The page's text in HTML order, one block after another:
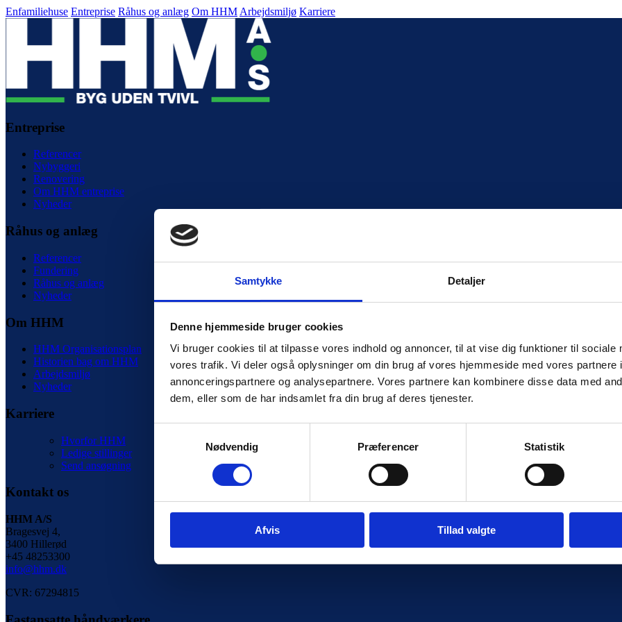
Samtykke Detaljer
Denne hjemmeside bruger cookies
Vi bruger cookies til at tilpasse vores indhold og annoncer, til at vise dig funktioner til sociale
vores trafik. Vi deler også oplysninger om din brug af vores hjemmeside med vores partnere
annonceringspartnere og analysepartnere. Vores partnere kan kombinere disse data med
dem, eller som de har indsamlet fra din brug af deres tjenester.
Nødvendig
Præferencer Statistik
Afvis Tillad valgte
Enfamiliehuse Entreprise Råhus og anlæg Om HHM Arbejdsmiljø Karriere
Entreprise
Referencer
Nybyggeri
Renovering
Om HHM entreprise
Nyheder
Råhus og anlæg
Referencer
Fundering
Råhus og anlæg
Nyheder
Om HHM
HHM Organisationsplan
Historien bag om HHM
Arbejdsmiljø
Nyheder
Karriere
Hvorfor HHM
Ledige stillinger
Send ansøgning
Kontakt os
HHM A/S
Bragesvej 4,
3400 Hillerød
+45 48253300
info@hhm.dk
CVR: 67294815